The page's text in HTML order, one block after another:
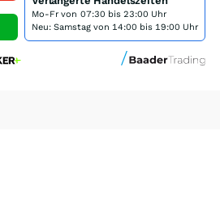
Mo-Fr von 07:30 bis 23:00 Uhr
Neu: Samstag von 14:00 bis 19:00 Uhr